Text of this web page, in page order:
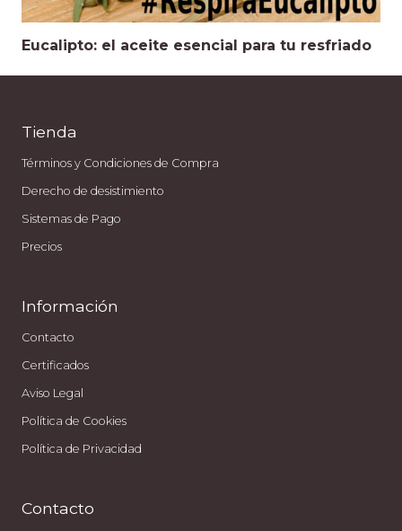
Eucalipto: el aceite esencial para tu resfriado
Tienda
Términos y Condiciones de Compra
Derecho de desistimiento
Sistemas de Pago
Precios
Información
Contacto
Certificados
Aviso Legal
Política de Cookies
Política de Privacidad
Contacto